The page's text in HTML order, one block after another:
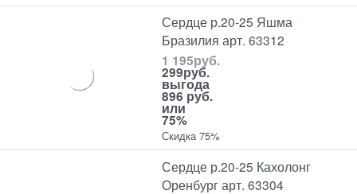
Сердце р.20-25 Яшма
Бразилия арт. 63312
1 195руб.
299руб.
выгода
896 руб.
или
75%
Скидка 75%
Сердце р.20-25 Кахолонг
Оренбург арт. 63304